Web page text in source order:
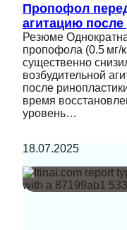
Пропофол
агитацию
Резюме
пропофола (0.5 мг/
существенно
возбудительной
после
время
уровень…
18.07.2025